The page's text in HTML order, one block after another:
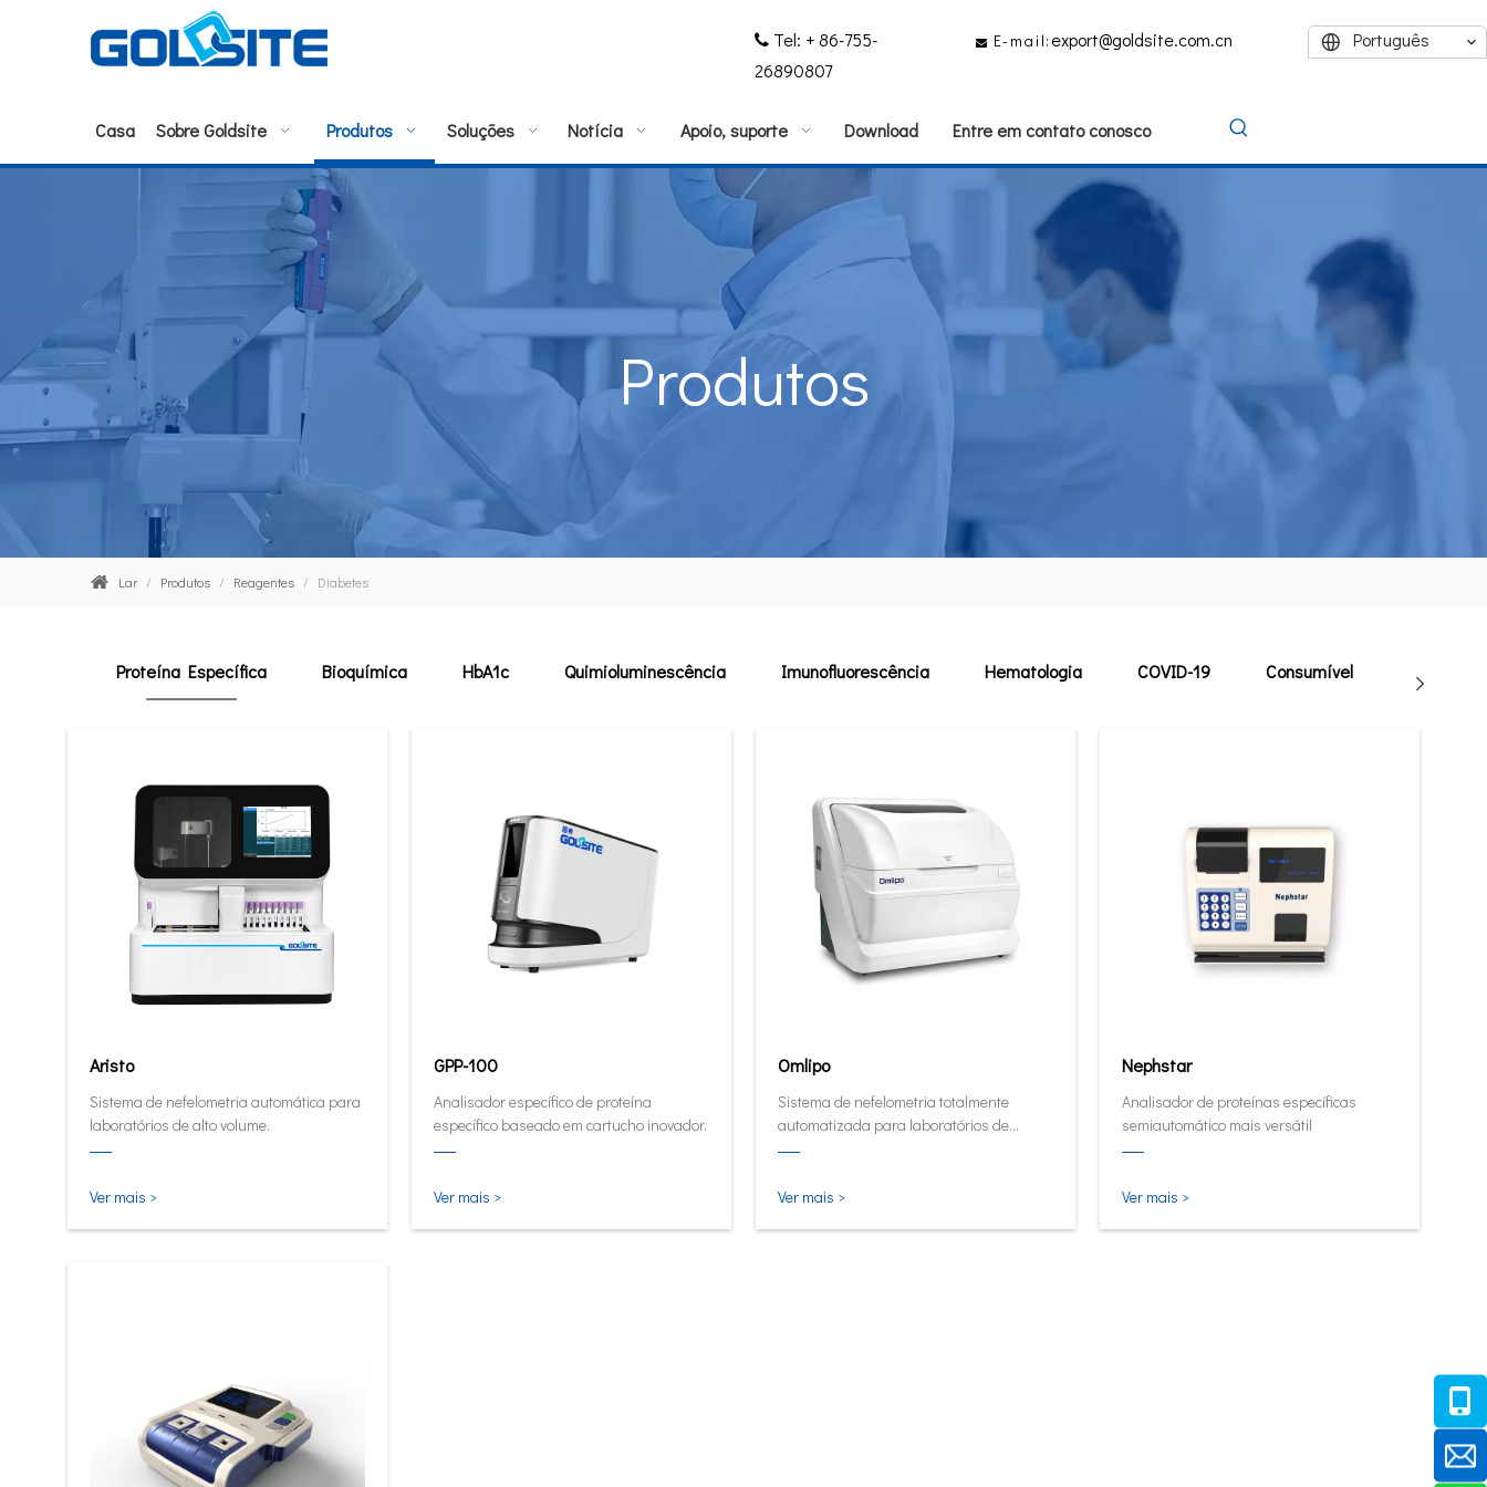
 Tel: + 86-755-
26890807
 E-mail: export@goldsite.com.cn Português
Casa Sobre Goldsite Produtos Soluções Notícia Apoio, suporte Download Entre em contato conosco
Produtos
Lar / Produtos / Reagentes / Diabetes
Proteína Específica Bioquímica HbA1c Quimioluminescência Imunofluorescência Hematologia COVID-19 Consumível
Aristo
Sistema de nefelometria automática para
laboratórios de alto volume.
Ver mais >
GPP-100
Analisador específico de proteína
específico baseado em cartucho inovador.
Ver mais >
Omlipo
Sistema de nefelometria totalmente
automatizada para laboratórios de
rendimento de médio e alto volume.
Ver mais >
Nephstar
Analisador de proteínas específicas
semiautomático mais versátil
Ver mais >